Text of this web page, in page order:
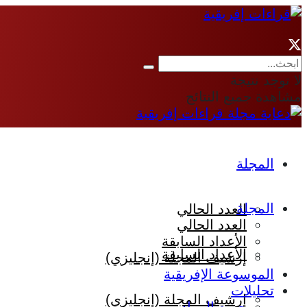
لا توجد نتيجة
مشاهدة جميع النتائج
المجلة
العدد الحالي
الأعداد السابقة
إرشيف المجلة (إنجليزي)
المجلة
العدد الحالي
الأعداد السابقة
إرشيف المجلة (إنجليزي)
الموسوعة الإفريقية
تحليلات